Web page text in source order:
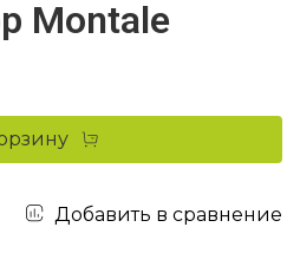
Montale
Добавить в сравнение